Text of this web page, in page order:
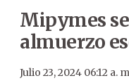
Mipymes
almuerzo
Julio 23, 2024 06:12 a.